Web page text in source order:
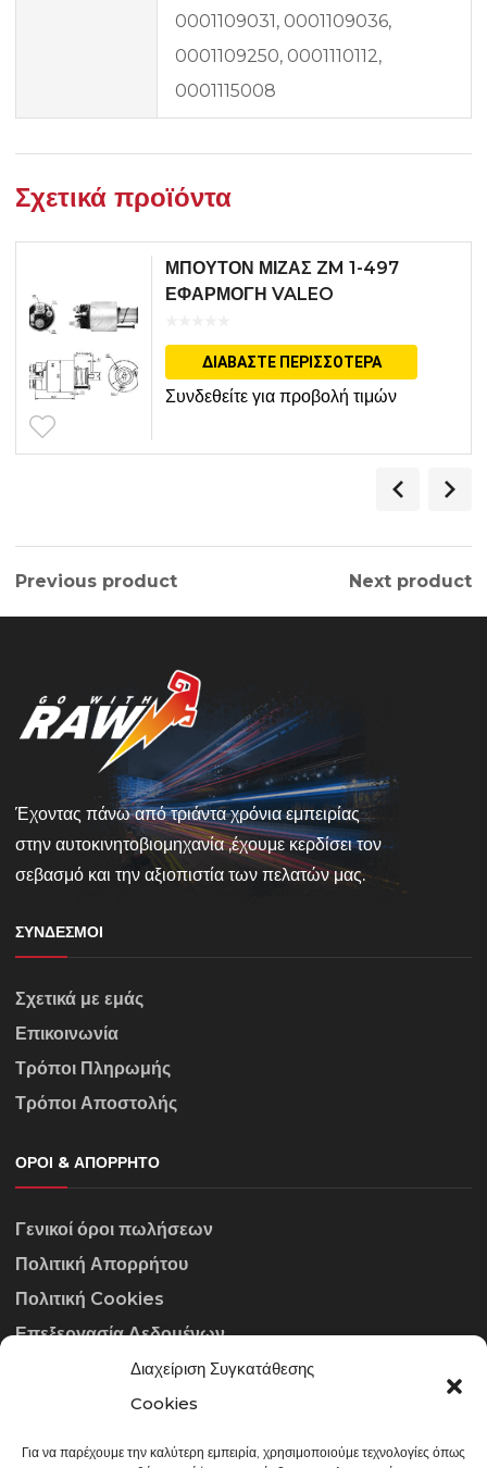
Διαχείριση Συγκατάθεσης
Cookies
Για να παρέχουμε την καλύτερη εμπειρία, χρησιμοποιούμε τεχνολογίες όπως
0001109031, 0001109036,
0001109250, 0001110112,
0001115008
Σχετικά προϊόντα
ΜΠΟΥΤΟΝ ΜΙΖΑΣ ZM 1-497
ΕΦΑΡΜΟΓΗ VALEO
ΔΙΑΒΆΣΤΕ ΠΕΡΙΣΣΌΤΕΡΑ
Συνδεθείτε για προβολή τιμών
Previous product Next product
Έχοντας πάνω από τριάντα χρόνια εμπειρίας
στην αυτοκινητοβιομηχανία ,έχουμε κερδίσει τον
σεβασμό και την αξιοπιστία των πελατών μας.
ΣΎΝΔΕΣΜΟΙ
Σχετικά με εμάς
Επικοινωνία
Τρόποι Πληρωμής
Τρόποι Αποστολής
ΌΡΟΙ & ΑΠΌΡΡΗΤΟ
Γενικοί όροι πωλήσεων
Πολιτική Απορρήτου
Πολιτική Cookies
Επεξεργασία Δεδομένων
ΣΤΟΙΧΕΊΑ ΕΠΙΚΟΙΝΩΝΊΑΣ
info@gowithraw.gr